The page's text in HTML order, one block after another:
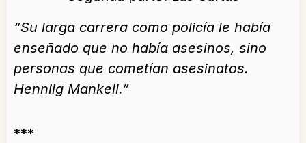
“Su larga carrera como policía le había
enseñado que no había asesinos, sino
personas que cometían asesinatos.
Henniig Mankell.”
***